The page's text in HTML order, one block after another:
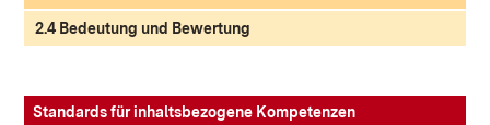
2.4 Bedeutung und Bewertung
Standards für inhaltsbezogene Kompetenzen